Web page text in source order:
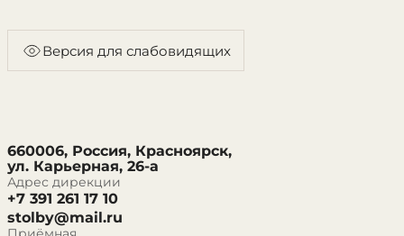
Версия для слабовидящих
660006, Россия, Красноярск,
ул. Карьерная, 26-а
Адрес дирекции
+7 391 261 17 10
stolby@mail.ru